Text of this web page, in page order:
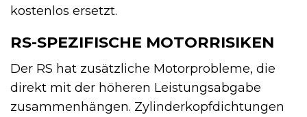
kostenlos ersetzt.
RS-SPEZIFISCHE MOTORRISIKEN
Der RS hat zusätzliche Motorprobleme, die
direkt mit der höheren Leistungsabgabe
zusammenhängen. Zylinderkopfdichtungen